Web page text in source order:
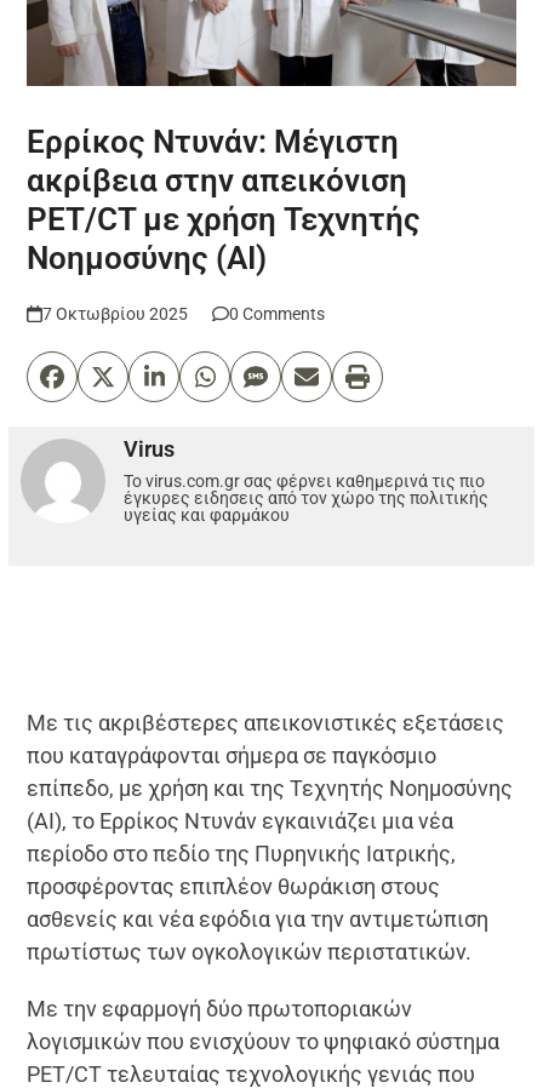
Ερρίκος Ντυνάν: Μέγιστη
ακρίβεια στην απεικόνιση
PET/CT με χρήση Τεχνητής
Νοημοσύνης (ΑΙ)
7 Οκτωβρίου 2025 0 Comments
Virus
Το virus.com.gr σας φέρνει καθημερινά τις πιο
έγκυρες ειδησεις από τον χώρο της πολιτικής
υγείας και φαρμάκου
Με τις ακριβέστερες απεικονιστικές εξετάσεις
που καταγράφονται σήμερα σε παγκόσμιο
επίπεδο, με χρήση και της Τεχνητής Νοημοσύνης
(ΑΙ), το Ερρίκος Ντυνάν εγκαινιάζει μια νέα
περίοδο στο πεδίο της Πυρηνικής Ιατρικής,
προσφέροντας επιπλέον θωράκιση στους
ασθενείς και νέα εφόδια για την αντιμετώπιση
πρωτίστως των ογκολογικών περιστατικών.
Με την εφαρμογή δύο πρωτοποριακών
λογισμικών που ενισχύουν το ψηφιακό σύστημα
PET/CT τελευταίας τεχνολογικής γενιάς που